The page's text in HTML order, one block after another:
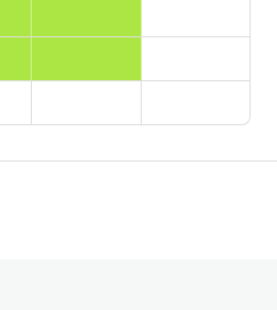
.
d’années et Jacques
avec un ancrage réel
pour l’instrument, le